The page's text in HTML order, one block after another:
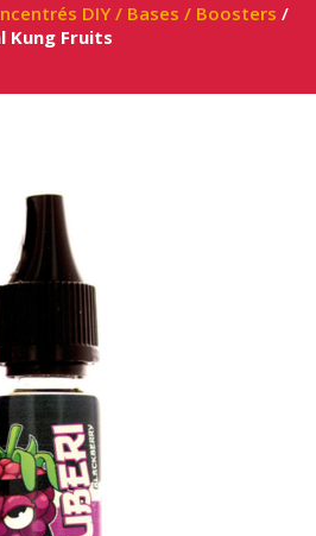
DIY / Bases / Boosters /
Kung Fruits